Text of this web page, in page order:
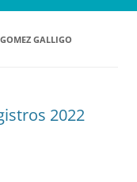
GALLIGO
2022